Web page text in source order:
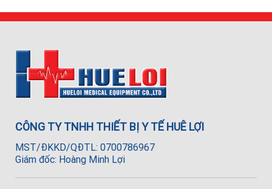
CÔNG TY TNHH THIẾT BỊ Y TẾ HUÊ LỢI
MST/ĐKKD/QĐTL: 0700786967
Giám đốc: Hoàng Minh Lợi